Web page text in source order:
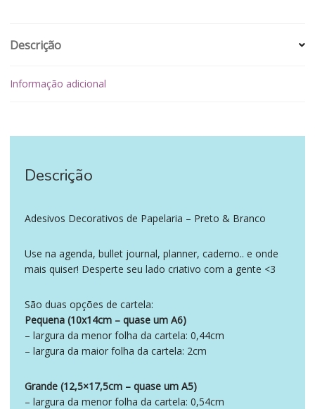
Descrição
Informação adicional
Descrição
Adesivos Decorativos de Papelaria – Preto & Branco
Use na agenda, bullet journal, planner, caderno.. e onde
mais quiser! Desperte seu lado criativo com a gente <3
São duas opções de cartela:
Pequena (10x14cm – quase um A6)
– largura da menor folha da cartela: 0,44cm
– largura da maior folha da cartela: 2cm
Grande (12,5×17,5cm – quase um A5)
– largura da menor folha da cartela: 0,54cm